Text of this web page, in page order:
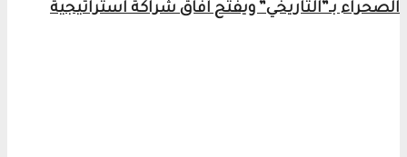
الصحراء بـ”التاريخي” ويفتح آفاق شراكة استراتيجية